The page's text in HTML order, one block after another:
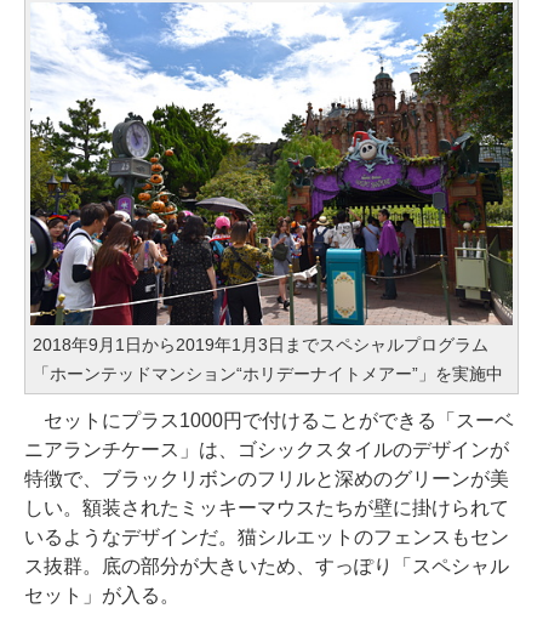
2018年9月1日から2019年1月3日までスペシャルプログラム
「ホーンテッドマンション“ホリデーナイトメアー”」を実施中
セットにプラス1000円で付けることができる「スーベ
ニアランチケース」は、ゴシックスタイルのデザインが
特徴で、ブラックリボンのフリルと深めのグリーンが美
しい。額装されたミッキーマウスたちが壁に掛けられて
いるようなデザインだ。猫シルエットのフェンスもセン
ス抜群。底の部分が大きいため、すっぽり「スペシャル
セット」が入る。